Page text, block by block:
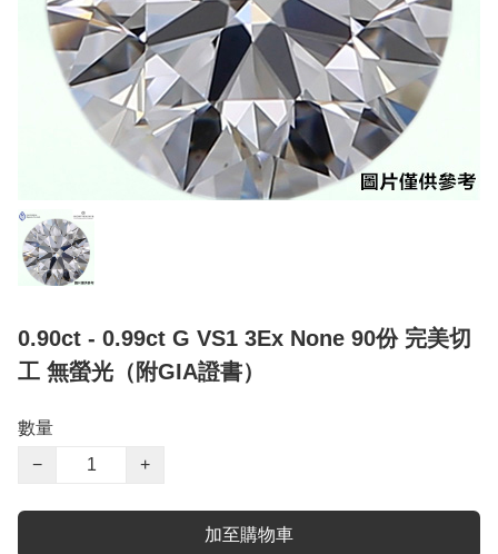
0.90ct - 0.99ct G VS1 3Ex None 90份 完美切
工 無螢光（附GIA證書）
數量
−
+
加至購物車